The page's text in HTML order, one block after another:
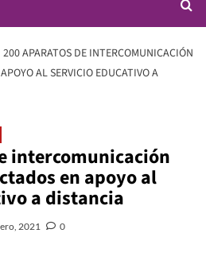
200 APARATOS DE INTERCOMUNICACIÓN
AL SERVICIO EDUCATIVO A
intercomunicación
en apoyo al
a distancia
2021 0